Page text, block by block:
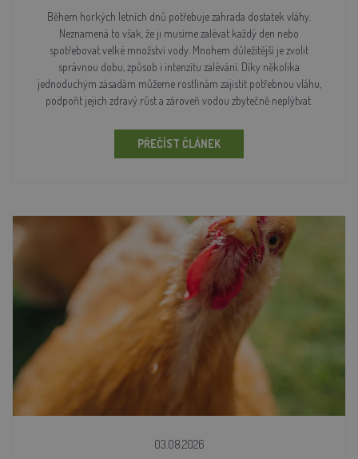
Během horkých letních dnů potřebuje zahrada dostatek vláhy.
Neznamená to však, že ji musíme zalévat každý den nebo
spotřebovat velké množství vody. Mnohem důležitější je zvolit
správnou dobu, způsob i intenzitu zalévání. Díky několika
jednoduchým zásadám můžeme rostlinám zajistit potřebnou vláhu,
podpořit jejich zdravý růst a zároveň vodou zbytečně neplýtvat.
PŘEČÍST ČLÁNEK
03.08.2026